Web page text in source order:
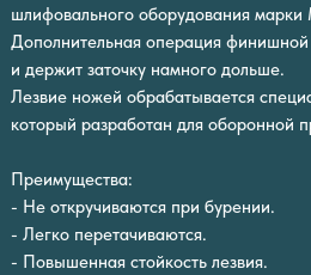
шлифовального оборудования
Дополнительная операция
и держит заточку намного дольше.
Лезвие ножей обрабатывается
который разработан для оборонной
Преимущества:
- Не откручиваются при бурении.
- Легко перетачиваются.
- Повышенная стойкость лезвия.